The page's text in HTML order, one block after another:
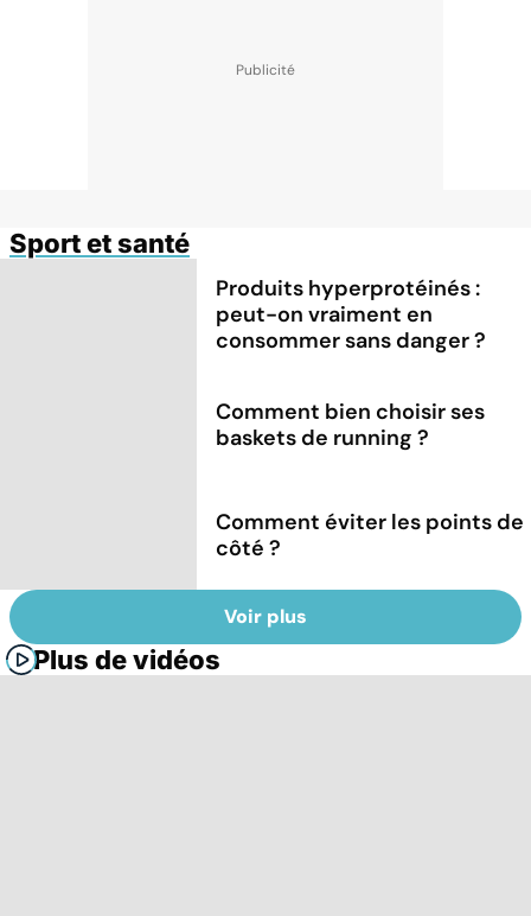
Sport et santé
Produits hyperprotéinés :
peut-on vraiment en
consommer sans danger ?
Comment bien choisir ses
baskets de running ?
Comment éviter les points de
côté ?
Voir plus
Plus de vidéos